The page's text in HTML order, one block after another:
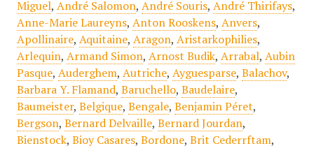
Miguel, André Salomon, André Souris, André Thirifays,
Anne-Marie Laureyns, Anton Rooskens, Anvers,
Apollinaire, Aquitaine, Aragon, Aristarkophilies,
Arlequin, Armand Simon, Arnost Budik, Arrabal, Aubin
Pasque, Auderghem, Autriche, Ayguesparse, Balachov,
Barbara Y. Flamand, Baruchello, Baudelaire,
Baumeister, Belgique, Bengale, Benjamin Péret,
Bergson, Bernard Delvaille, Bernard Jourdan,
Bienstock, Bioy Casares, Bordone, Brit Cederrftam,